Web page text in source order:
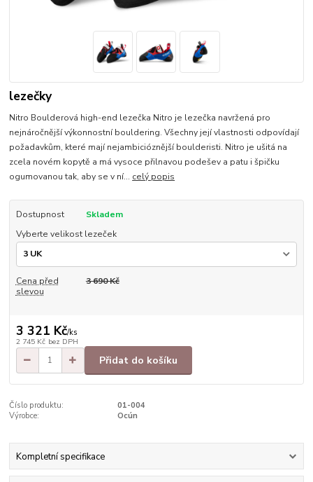
lezečky
Nitro Boulderová high-end lezečka Nitro je lezečka navržená pro
nejnáročnější výkonnostní bouldering. Všechny její vlastnosti odpovídají
požadavkům, které mají nejambicióznější boulderisti. Nitro je ušitá na
zcela novém kopytě a má vysoce přilnavou podešev a patu i špičku
ogumovanou tak, aby se v ní... celý popis
Dostupnost
Skladem
Vyberte velikost lezeček
Cena před
slevou
3 690 Kč
3 321 Kč/ks
2 745 Kč bez DPH
Přidat do košíku
Číslo produktu:
01-004
Výrobce:
Ocún
Kompletní specifikace